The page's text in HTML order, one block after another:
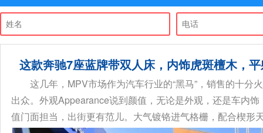
这款奔驰7座蓝牌带双人床，内饰虎斑檀木，
这几年，MPV市场作为汽车行业的“黑马”，销售的十
出众。外观Appearance说到颜值，无论是外观，还是车内
值门面担当，出街更有范儿。大气镀铬进气格栅，配合楔形